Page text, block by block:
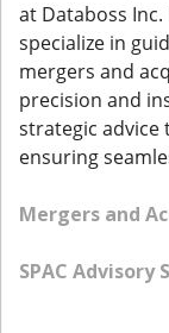
at Databoss
specialize in
mergers and
precision and
strategic advice
ensuring
Mergers and
SPAC Advisory